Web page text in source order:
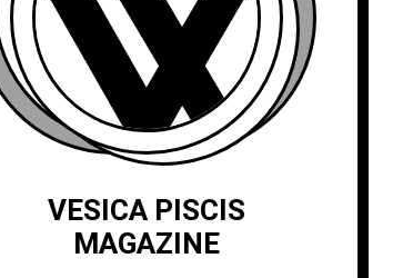
VESICA PISCIS
MAGAZINE